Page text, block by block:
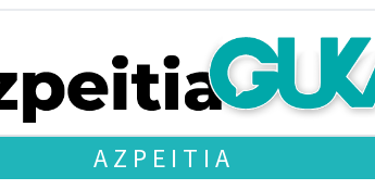
AZPEITIA